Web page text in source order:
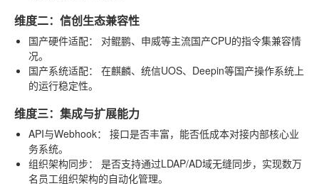
维度二：信创生态兼容性
国产硬件适配：
对鲲鹏、申威等主流国产CPU的指令集兼容情
况。
国产系统适配：
在麒麟、统信UOS、Deepin等国产操作系统上
的运行稳定性。
维度三：集成与扩展能力
API与Webhook：
接口是否丰富，能否低成本对接内部核心业
务系统。
组织架构同步：
是否支持通过LDAP/AD域无缝同步，实现数万
名员工组织架构的自动化管理。